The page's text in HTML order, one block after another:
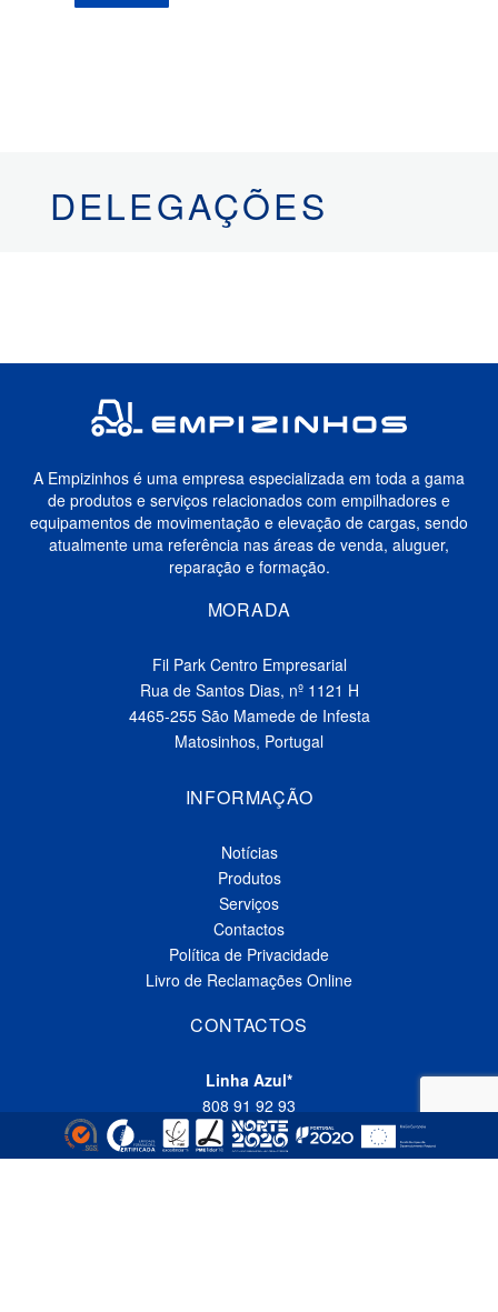
DELEGAÇÕES
A Empizinhos é uma empresa especializada em toda a gama
de produtos e serviços relacionados com empilhadores e
equipamentos de movimentação e elevação de cargas, sendo
atualmente uma referência nas áreas de venda, aluguer,
reparação e formação.
MORADA
Fil Park Centro Empresarial
Rua de Santos Dias, nº 1121 H
4465-255 São Mamede de Infesta
Matosinhos, Portugal
INFORMAÇÃO
Notícias
Produtos
Serviços
Contactos
Política de Privacidade
Livro de Reclamações Online
CONTACTOS
Linha Azul*
808 91 92 93
(*custo de uma chamada local nacional)